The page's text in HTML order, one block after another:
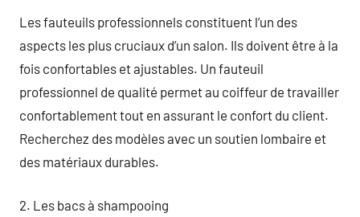
Les fauteuils professionnels constituent l’un des
aspects les plus cruciaux d’un salon. Ils doivent être à la
fois confortables et ajustables. Un fauteuil
professionnel de qualité permet au coiffeur de travailler
confortablement tout en assurant le confort du client.
Recherchez des modèles avec un soutien lombaire et
des matériaux durables.
2. Les bacs à shampooing